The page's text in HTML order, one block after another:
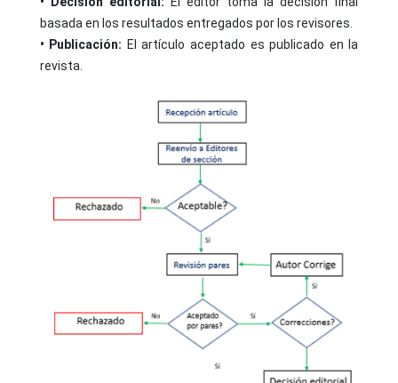
basada en los resultados entregados por los revisores.
• Publicación: El artículo aceptado es publicado en la
revista.